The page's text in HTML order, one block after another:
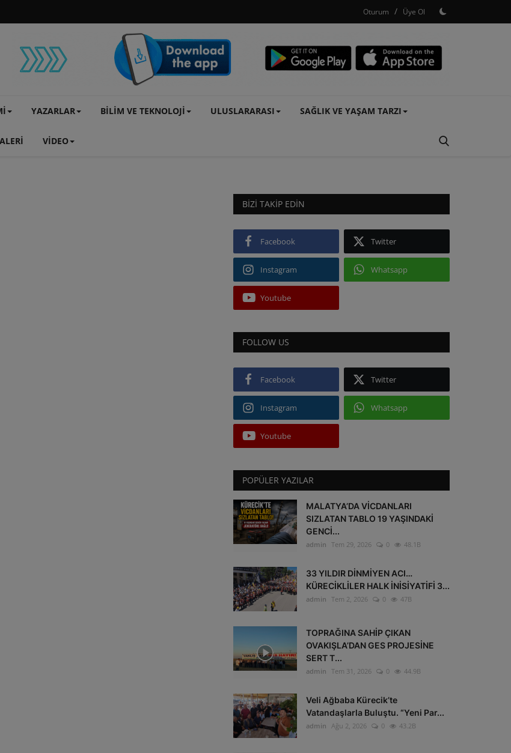
Oturum / Üye Ol
YAZARLAR BİLİM VE TEKNOLOJİ ULUSLARARASI SAĞLIK VE YAŞAM TARZI
VİDEO
BIZI TAKIP EDIN
Facebook Twitter
Instagram Whatsapp
Youtube
FOLLOW US
Facebook Twitter
Instagram Whatsapp
Youtube
POPÜLER YAZILAR
MALATYA’DA VİCDANLARI
SIZLATAN TABLO 19 YAŞINDAKİ
GENCİ...
admin Tem 29, 2026 0 48.1B
33 YILDIR DİNMİYEN ACI…
KÜRECİKLİLER HALK İNİSİYATİFİ 3...
admin Tem 2, 2026 0 47B
TOPRAĞINA SAHİP ÇIKAN
OVAKIŞLA’DAN GES PROJESİNE
SERT T...
admin Tem 31, 2026 0 44.9B
Veli Ağbaba Kürecik’te
Vatandaşlarla Buluştu. “Yeni Par...
admin Ağu 2, 2026 0 43.2B